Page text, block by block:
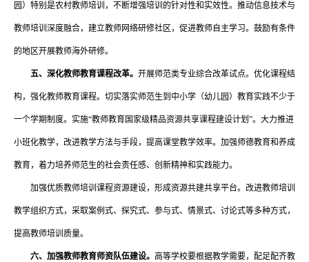
园）特别是农村教师培训，不断增强培训的针对性和实效性。推动信息技术与
教师培训深度融合，建立教师网络研修社区，促进教师自主学习。鼓励有条件
的地区开展教师海外研修。
五、深化教师教育课程改革。 开展师范类专业综合改革试点。优化课程结
构，强化教师教育课程。切实落实师范生到中小学（幼儿园）教育实践不少于
一个学期制度。实施“教师教育国家级精品资源共享课程建设计划”。大力推进
小班化教学，改进教学方法与手段，提高课堂教学效率。加强师德教育和养成
教育，着力培养师范生的社会责任感、创新精神和实践能力。
加强优质教师培训课程资源建设，形成资源共建共享平台。改进教师培训
教学组织方式，采取案例式、探究式、参与式、情景式、讨论式等多种方式，
提高教师培训质量。
六、加强教师教育师资队伍建设。 高等学校要根据教学需要，配足配齐教